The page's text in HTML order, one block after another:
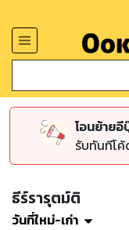
โอนย้าย
รับทันทีโ
ธีร์รารุตม์ติ
วันที่ใหม่-เก่า